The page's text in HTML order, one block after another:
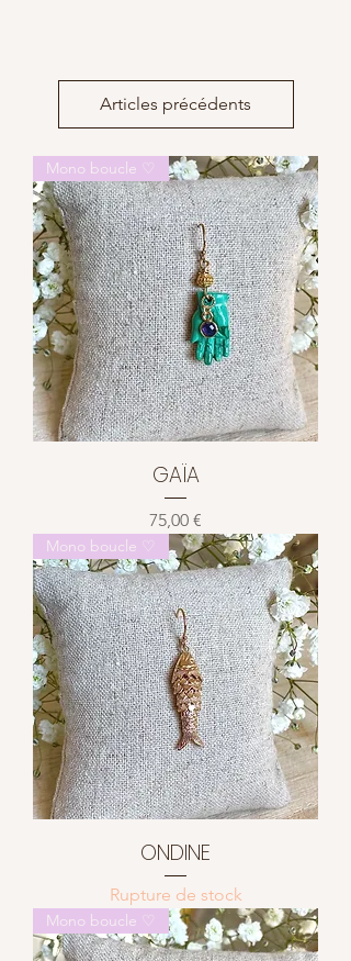
Articles précédents
Mono boucle ♡
GAÏA
Prix
75,00 €
Mono boucle ♡
ONDINE
Rupture de stock
Mono boucle ♡